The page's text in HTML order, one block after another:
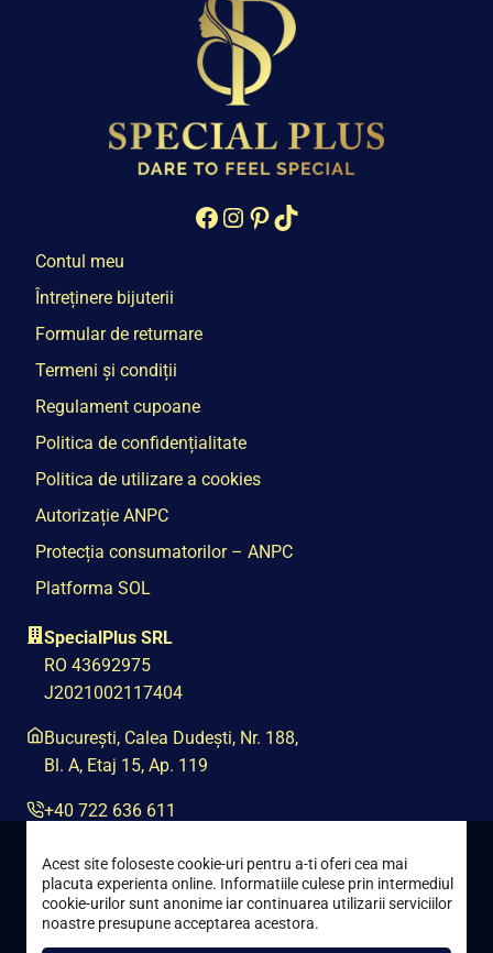
Facebook
Instagram
Pinterest
TikTok
Contul meu
Întreținere bijuterii
Formular de returnare
Termeni și condiții
Regulament cupoane
Politica de confidențialitate
Politica de utilizare a cookies
Autorizație ANPC
Protecția consumatorilor – ANPC
Platforma SOL
SpecialPlus SRL
RO 43692975
J2021002117404
București, Calea Dudești, Nr. 188,
Bl. A, Etaj 15, Ap. 119
+40 722 636 611
contact@special-plus.ro
Acest site foloseste cookie-uri pentru a-ti oferi cea mai
placuta experienta online. Informatiile culese prin intermediul
cookie-urilor sunt anonime iar continuarea utilizarii serviciilor
noastre presupune acceptarea acestora.